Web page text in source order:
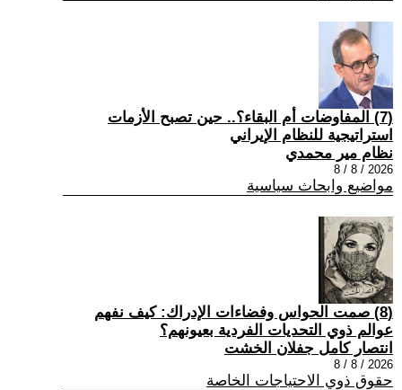
(7) المفاوضات أم البقاء؟.. حين تصبح الأزمات
استراتيجية للنظام الإيراني
نظام مير محمدي
2026 / 8 / 8
مواضيع وابحاث سياسية
(8) صمت الحواس وفضاءات الإدراك: كيف نفهم
عوالم ذوي التحديات الفردية بعيونهم؟
انتصار كامل جفلان الخشت
2026 / 8 / 8
حقوق ذوي الاحتياجات الخاصة